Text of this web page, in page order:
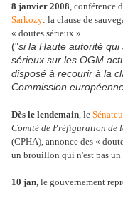
8 janvier 2008, conférence
Sarkozy: la clause de
« doutes sérieux »
("si la Haute autorité
sérieux sur les OGM
disposé à recourir à la
Commission
Dès le lendemain, le
Comité de Préfiguration de
(CPHA), annonce des «
un brouillon qui n'est pas
10 jan, le gouvernement